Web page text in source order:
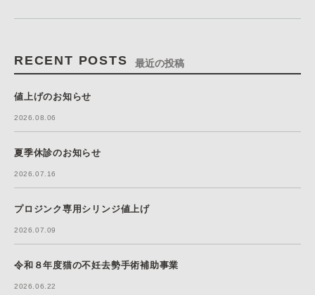
RECENT POSTS 最近の投稿
値上げのお知らせ
2026.08.06
夏季休診のお知らせ
2026.07.16
プロジンク専用シリンジ値上げ
2026.07.09
令和８年度猫の不妊去勢手術補助事業
2026.06.22